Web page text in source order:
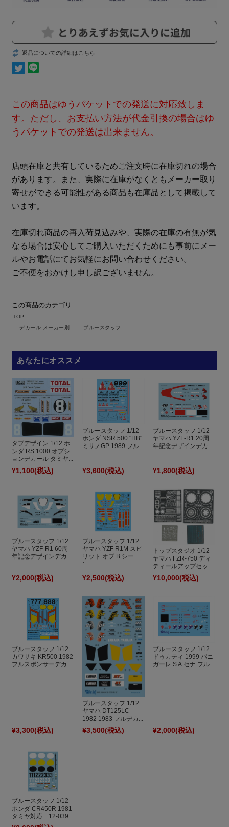
返品についての詳細はこちら
この商品はゆうパケットでの発送に対応致しま
す。ただし、お支払い方法が代金引換の場合はゆ
うパケットでの発送は出来ません。
店頭在庫と共有しているためご注文時に在庫切れの場合
があります。また、実際に在庫がなくともメーカー取り
寄せができる可能性がある商品も在庫品として掲載して
います。
在庫切れ商品の再入荷見込みや、実際の在庫の有無が気
なる場合は安心してご購入いただくためにも事前にメー
ルやお電話にてお気軽にお問い合わせください。
ご不便をおかけし申し訳ございません。
この商品のカテゴリ
TOP
デカール-メーカー別
ブルースタッフ
あなたにオススメ
タブデザイン 1/12 ホ
ンダ RS 1000 オプシ
ョンデカール タミヤ...
¥1,100(税込)
ブルースタッフ 1/12
ホンダ NSR 500 "HB"
ミサノGP 1989 フル...
¥3,600(税込)
ブルースタッフ 1/12
ヤマハ YZF-R1 20周
年記念デザインデカ
¥1,800(税込)
ブルースタッフ 1/12
ヤマハ YZF-R1 60周
年記念デザインデカ
¥2,000(税込)
ブルースタッフ 1/12
ヤマハ YZF R1M スピ
リット オブ B.シー
ン...
¥2,500(税込)
トップスタジオ 1/12
ヤマハ FZR-750 ディ
ティールアップセッ...
¥10,000(税込)
ブルースタッフ 1/12
カワサキ KR500 1982
フルスポンサーデカ...
¥3,300(税込)
ブルースタッフ 1/12
ヤマハ DT125LC
1982 1983 フルデカ...
¥3,500(税込)
ブルースタッフ 1/12
ドゥカティ 1999 パニ
ガーレ S A.セナ フル...
¥2,000(税込)
ブルースタッフ 1/12
ホンダ CR450R 1981
タミヤ対応 12-039